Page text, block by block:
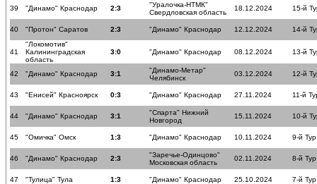
39 "Динамо" Краснодар 2:3
"Уралочка-НТМК"
Свердловская область
18.12.2024 15-й
40 "Протон" Саратов 2:3 "Динамо" Краснодар 12.12.2024 14-й
41
"Локомотив"
Калининградская
область
3:0 "Динамо" Краснодар 08.12.2024 13-й
42 "Динамо" Краснодар 3:1
"Динамо-Метар"
Челябинск
03.12.2024 12-й
43 "Енисей" Красноярск 0:3 "Динамо" Краснодар 27.11.2024 11-й
44 "Динамо" Краснодар 3:1
"Спарта" Нижний
Новгород
15.11.2024 10-й
45 "Омичка" Омск 1:3 "Динамо" Краснодар 10.11.2024 9-й Тур
46 "Динамо" Краснодар 2:3
"Заречье-Одинцово"
Московская область
02.11.2024 8-й Тур
47 "Тулица" Тула 1:3 "Динамо" Краснодар 25.10.2024 7-й Тур